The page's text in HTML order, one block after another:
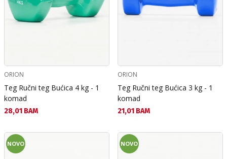
ORION
Teg Ručni teg Bućica 4 kg - 1
komad
Текуща цена:
28,01 BAM
ORION
Teg Ručni teg Bućica 3 kg - 1
komad
Текуща цена:
21,01 BAM
NOVO NOVO